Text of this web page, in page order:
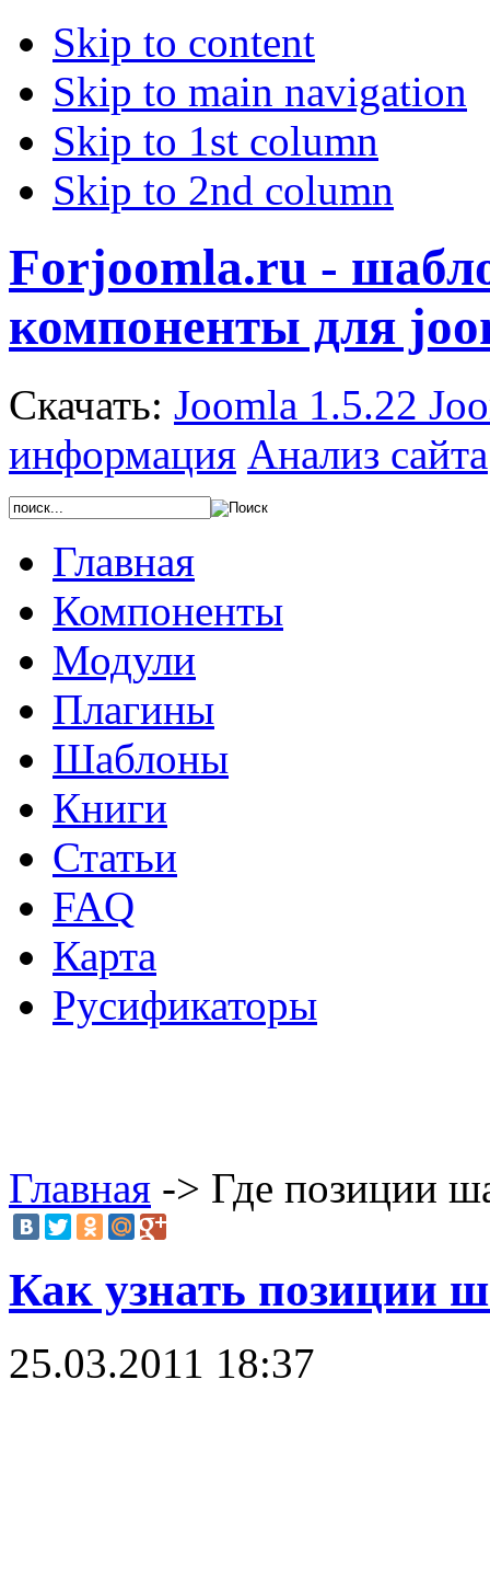
Skip to content
Skip to main navigation
Skip to 1st column
Skip to 2nd column
Forjoomla.ru -
компоненты для
Скачать: Joomla 1.5.22
информация Анализ сайта
Главная
Компоненты
Модули
Плагины
Шаблоны
Книги
Статьи
FAQ
Карта
Русификаторы
Главная -> Где позиции
Как узнать позиции
25.03.2011 18:37